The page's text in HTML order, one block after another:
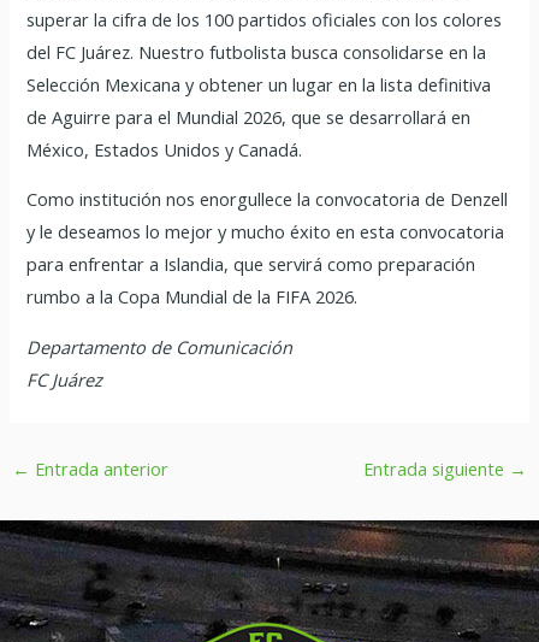
superar la cifra de los 100 partidos oficiales con los colores
del FC Juárez. Nuestro futbolista busca consolidarse en la
Selección Mexicana y obtener un lugar en la lista definitiva
de Aguirre para el Mundial 2026, que se desarrollará en
México, Estados Unidos y Canadá.
Como institución nos enorgullece la convocatoria de Denzell
y le deseamos lo mejor y mucho éxito en esta convocatoria
para enfrentar a Islandia, que servirá como preparación
rumbo a la Copa Mundial de la FIFA 2026.
Departamento de Comunicación
FC Juárez
← Entrada anterior Entrada siguiente →